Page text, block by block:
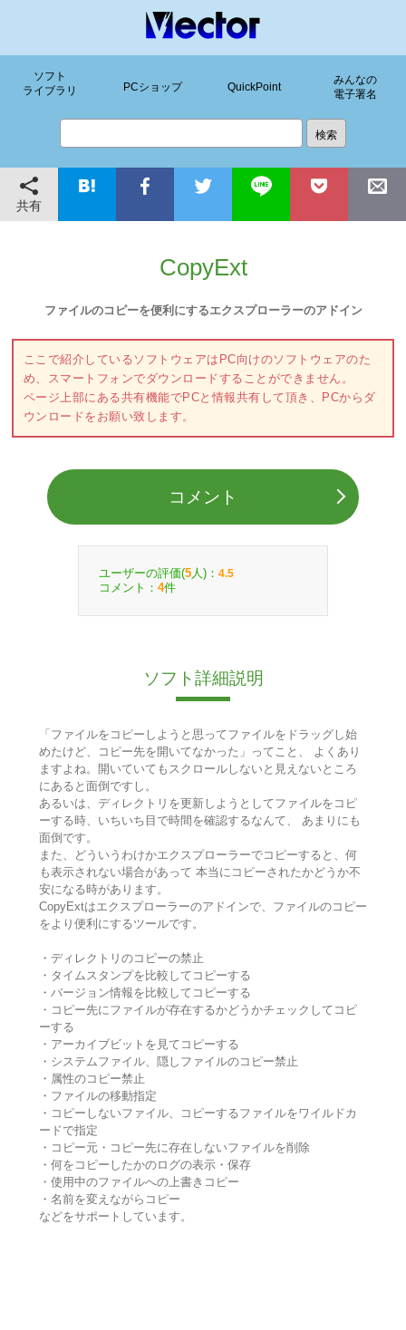
ソフト
ライブラリ
PCショップ QuickPoint
みんなの
電子署名
共有
CopyExt
ファイルのコピーを便利にするエクスプローラーのアドイン
ここで紹介しているソフトウェアはPC向けのソフトウェアのた
め、スマートフォンでダウンロードすることができません。
ページ上部にある共有機能でPCと情報共有して頂き、PCからダ
ウンロードをお願い致します。
コメント
ユーザーの評価(5 人)： 4.5
コメント： 4件
ソフト詳細説明
「ファイルをコピーしようと思ってファイルをドラッグし始
めたけど、コピー先を開いてなかった」ってこと、 よくあり
ますよね。開いていてもスクロールしないと見えないところ
にあると面倒ですし。
あるいは、ディレクトリを更新しようとしてファイルをコピ
ーする時、いちいち目で時間を確認するなんて、 あまりにも
面倒です。
また、どういうわけかエクスプローラーでコピーすると、何
も表示されない場合があって 本当にコピーされたかどうか不
安になる時があります。
CopyExtはエクスプローラーのアドインで、ファイルのコピー
をより便利にするツールです。
・ディレクトリのコピーの禁止
・タイムスタンプを比較してコピーする
・バージョン情報を比較してコピーする
・コピー先にファイルが存在するかどうかチェックしてコピ
ーする
・アーカイブビットを見てコピーする
・システムファイル、隠しファイルのコピー禁止
・属性のコピー禁止
・ファイルの移動指定
・コピーしないファイル、コピーするファイルをワイルドカ
ードで指定
・コピー元・コピー先に存在しないファイルを削除
・何をコピーしたかのログの表示・保存
・使用中のファイルへの上書きコピー
・名前を変えながらコピー
などをサポートしています。